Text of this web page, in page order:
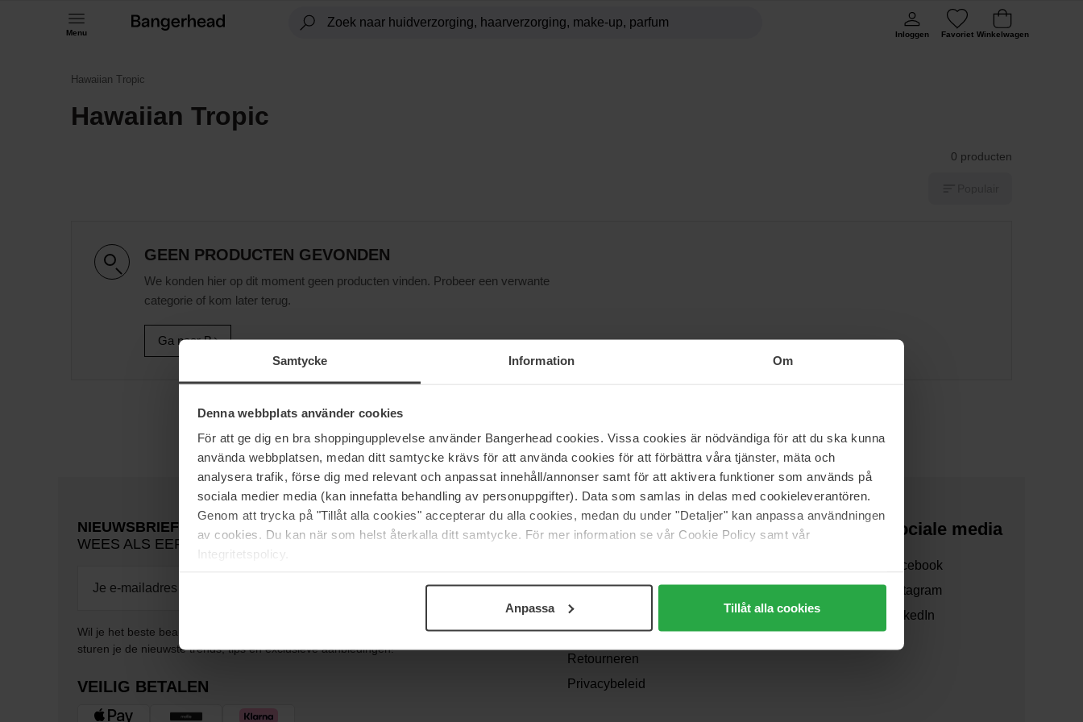
Samtycke Information Om
Denna webbplats använder cookies
För att ge dig en bra shoppingupplevelse använder Bangerhead cookies. Vissa cookies är nödvändiga för att du ska kunna
använda webbplatsen, medan ditt samtycke krävs för att använda cookies för att förbättra våra tjänster, mäta och
analysera trafik, förse dig med relevant och anpassat innehåll/annonser samt för att aktivera funktioner som används på
sociala medier media (kan innefatta behandling av personuppgifter). Data som samlas in delas med cookieleverantören.
Genom att trycka på "Tillåt alla cookies" accepterar du alla cookies, medan du under "Detaljer" kan anpassa användningen
av cookies. Du kan när som helst återkalla ditt samtycke. För mer information se vår Cookie Policy samt vår
Integritetspolicy.
Anpassa Tillåt alla cookies
Menu Inloggen Favoriet Winkelwagen
Hawaiian Tropic
Hawaiian Tropic
0 producten
GEEN PRODUCTEN GEVONDEN
We konden hier op dit moment geen producten vinden. Probeer een verwante
categorie of kom later terug.
Ga naar B
NIEUWSBRIEF
WEES ALS EERSTE OP DE HOOGTE
Wil je het beste beauty-nieuws direct in je inbox ontvangen? We
sturen je de nieuwste trends, tips en exclusieve aanbiedingen!
VEILIG BETALEN
Support
Veelgestelde vragen
Algemene
voorwaarden
Retourneren
Privacybeleid
Over ons
Verzending
Sociale media
Facebook
Instagram
LinkedIn